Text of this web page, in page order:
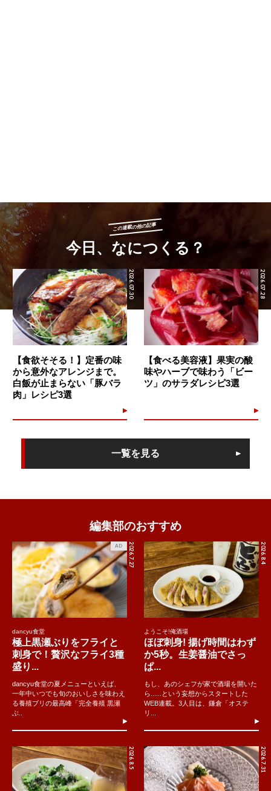
この連載の他の記事
今日、なにつくる？
2026.07.30
【食欲そそる！】定番の味
から意外なアレンジまで。
白飯が止まらない「豚バラ
肉」レシピ3選
2026.07.28
【食べる美容液】果実の酸
味やハーブで味わう「ビー
ツ」のサラダレシピ3選
一覧を見る
編集部のおすすめ
2026.7.27
AD
dancyu食堂
極上黒瀬ぶりをフライと
刺身で！贅沢なフライ3種
盛り...
dancyu食堂の夏メニューといえば、
一年中いつでも旬のおいしさを味わえ
る養殖ブリの最高峰「完全養殖 黒瀬
ぶ..
2026.8.4
ようこそ!俺酒場
ほぼ刺身! 揚げ時間はわず
か5秒。生姜醤油でさっ
ぱ...
もし、あのシェフが家で酒場を開いた
ら......という妄想からスタートした
WEB連載。3人目は、鎌倉「オステ
リ...
2026.8.5 2026.7.31